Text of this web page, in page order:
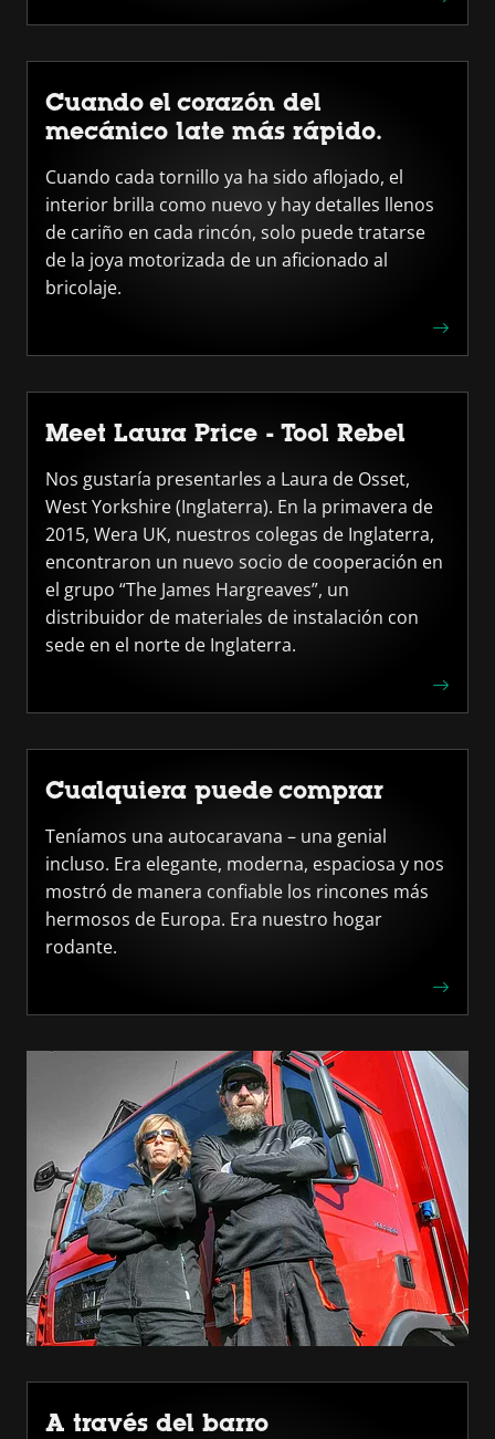
Cuando el corazón del
mecánico late más rápido.
Cuando cada tornillo ya ha sido aflojado, el
interior brilla como nuevo y hay detalles llenos
de cariño en cada rincón, solo puede tratarse
de la joya motorizada de un aficionado al
bricolaje.
Meet Laura Price - Tool Rebel
Nos gustaría presentarles a Laura de Osset,
West Yorkshire (Inglaterra). En la primavera de
2015, Wera UK, nuestros colegas de Inglaterra,
encontraron un nuevo socio de cooperación en
el grupo “The James Hargreaves”, un
distribuidor de materiales de instalación con
sede en el norte de Inglaterra.
Cualquiera puede comprar
Teníamos una autocaravana – una genial
incluso. Era elegante, moderna, espaciosa y nos
mostró de manera confiable los rincones más
hermosos de Europa. Era nuestro hogar
rodante.
A través del barro